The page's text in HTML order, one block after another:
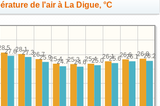
de l'air à La Digue, °C
26.8
26.6
26.1
25.4
25.3
25.4
26.7
28.1
26.2
26.1
25.6
25.0
24.6
24.7
25.9
27.3
27.6